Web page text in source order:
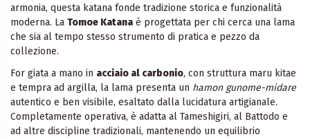
armonia, questa katana fonde tradizione storica e funzionalità
moderna. La Tomoe Katana è progettata per chi cerca una lama
che sia al tempo stesso strumento di pratica e pezzo da
collezione.
For giata a mano in acciaio al carbonio, con struttura maru kitae
e tempra ad argilla, la lama presenta un hamon gunome-midare
autentico e ben visibile, esaltato dalla lucidatura artigianale.
Completamente operativa, è adatta al Tameshigiri, al Battodo e
ad altre discipline tradizionali, mantenendo un equilibrio